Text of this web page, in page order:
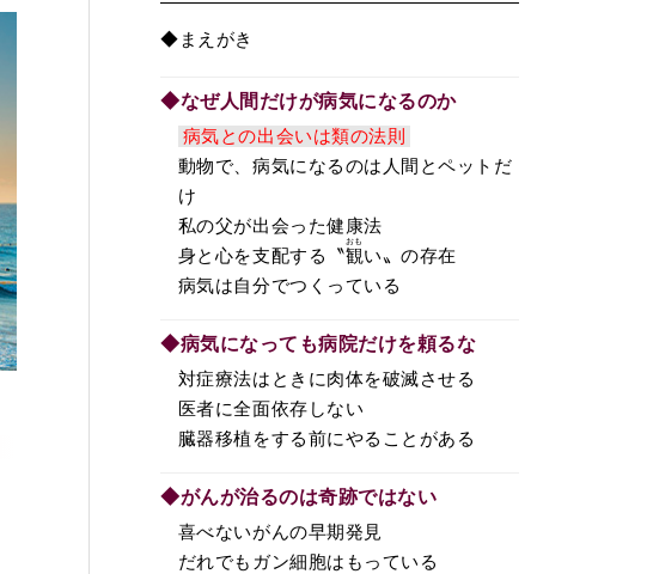
◆まえがき
◆なぜ人間だけが病気になるのか
病気との出会いは類の法則
動物で、病気になるのは人間とペットだ
け
私の父が出会った健康法
身と心を支配する〝観
おも
い〟の存在
病気は自分でつくっている
◆病気になっても病院だけを頼るな
対症療法はときに肉体を破滅させる
医者に全面依存しない
臓器移植をする前にやることがある
◆がんが治るのは奇跡ではない
喜べないがんの早期発見
だれでもガン細胞はもっている